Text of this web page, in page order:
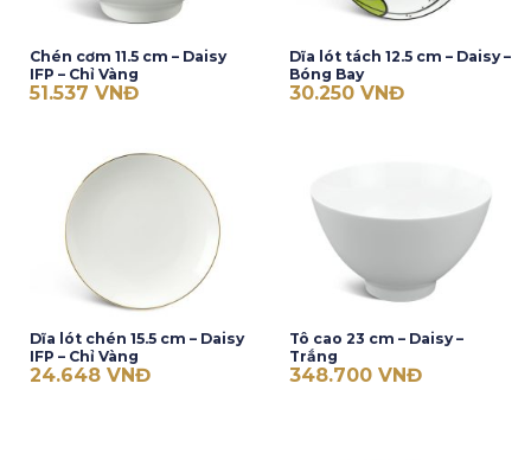
Chén cơm 11.5 cm – Daisy
IFP – Chỉ Vàng
51.537 VNĐ
Dĩa lót tách 12.5 cm – Daisy –
Bóng Bay
30.250 VNĐ
Dĩa lót chén 15.5 cm – Daisy
IFP – Chỉ Vàng
24.648 VNĐ
Tô cao 23 cm – Daisy –
Trắng
348.700 VNĐ